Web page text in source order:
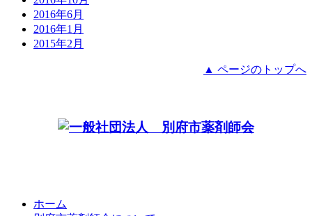
2016年6月
2016年1月
2015年2月
▲ ページのトップへ
ホーム